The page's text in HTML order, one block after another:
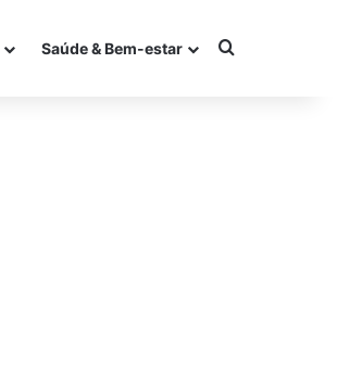
Saúde & Bem-estar Procurar por